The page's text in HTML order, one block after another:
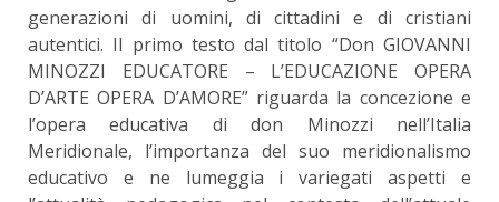
generazioni di uomini, di cittadini e di cristiani
autentici. Il primo testo dal titolo “Don GIOVANNI
MINOZZI EDUCATORE – L’EDUCAZIONE OPERA
D’ARTE OPERA D’AMORE” riguarda la concezione e
l’opera educativa di don Minozzi nell’Italia
Meridionale, l’importanza del suo meridionalismo
educativo e ne lumeggia i variegati aspetti e